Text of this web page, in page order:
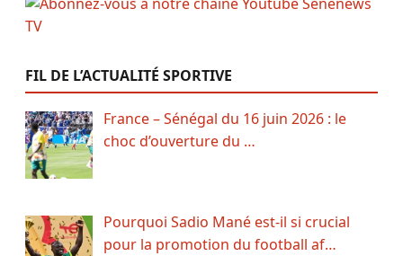
FIL DE L’ACTUALITÉ SPORTIVE
France – Sénégal du 16 juin 2026 : le
choc d’ouverture du …
Pourquoi Sadio Mané est-il si crucial
pour la promotion du football af…